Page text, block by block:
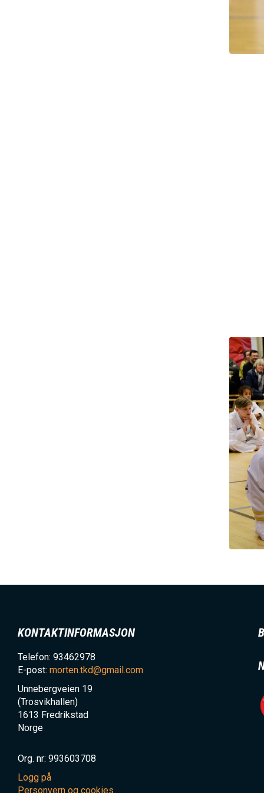
KONTAKTINFORMASJON
Telefon: 93462978
E-post: morten.tkd@gmail.com
Unnebergveien 19
(Trosvikhallen)
1613 Fredrikstad
Norge
Org. nr: 993603708
Logg på
Personvern og cookies